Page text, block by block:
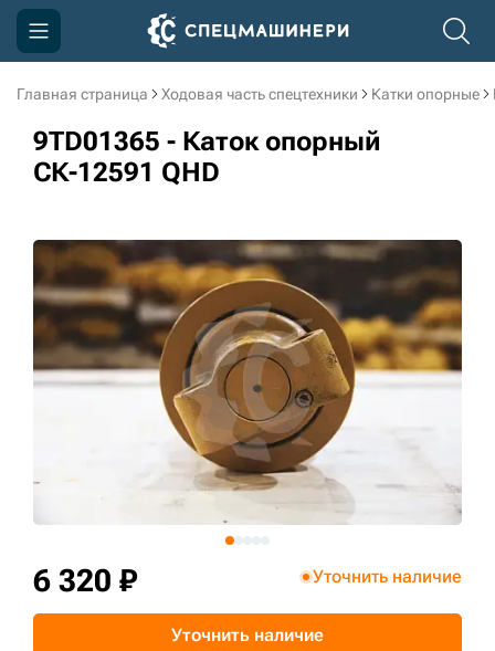
Главная страница Ходовая часть спецтехники Катки опорные
9TD01365 - Каток опорный
СК-12591 QHD
6 320 ₽ Уточнить наличие
Уточнить наличие
Компания
Акции
Информация
Контакты
3D тур по производству
3D тур по складам
+7 (499) 394-50-93